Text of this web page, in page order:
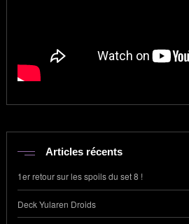
Articles récents
1er retour sur les spoils du set 8 !
Deck Yularen Droids